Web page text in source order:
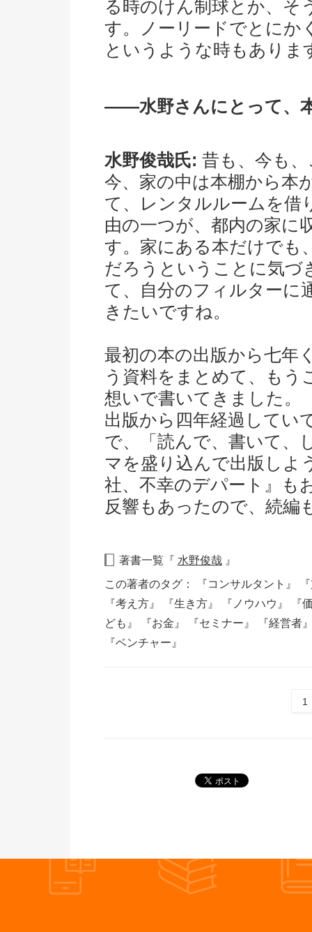
る時のけん制球とか、そ
す。ノーリードでとにか
というような時もありま
――水野さんにとって、
水野俊哉氏: 昔も、今も
今、家の中は本棚から本
て、レンタルルームを借
由の一つが、都内の家に
す。家にある本だけでも
だろうということに気づ
て、自分のフィルターに
きたいですね。
最初の本の出版から七年
う資料をまとめて、もう
想いで書いてきました。
出版から四年経過してい
で、「読んで、書いて、
マを盛り込んで出版しよ
社、不幸のデパート』も
反響もあったので、続編
著書一覧『 水野俊哉』
この著者のタグ：
『コンサルタント』
『考え方』
『生き方』 『ノウハウ』
『
ども』
『お金』 『セミナー』
『経営者
『ベンチャー』
1